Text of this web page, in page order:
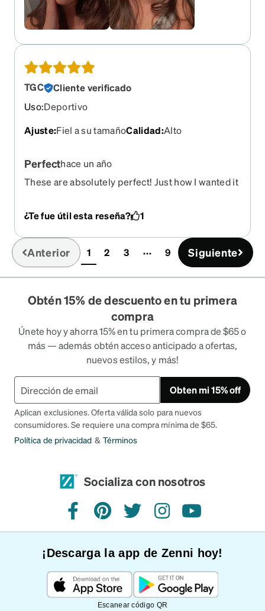
TGC
Cliente verificado
Uso:Deportivo
Ajuste:Fiel a su tamañoCalidad:Alto
Perfecthace un año
These are absolutely perfect! Just how I wanted it
¿Te fue útil esta reseña?
1
Anterior 1(current)
2 3 9 Siguiente
Obtén 15% de descuento en tu primera
compra
Únete hoy y ahorra 15% en tu primera compra de $65 o
más — además obtén acceso anticipado a ofertas,
nuevos estilos, y más!
Obten mi 15% off
Aplican exclusiones. Oferta válida solo para nuevos
consumidores. Se requiere una compra mínima de $65.
Política de privacidad & Términos
Socializa con nosotros
FacebookPinterestTwitterInstagramYouTube
¡Descarga la app de Zenni hoy!
Escanear código QR